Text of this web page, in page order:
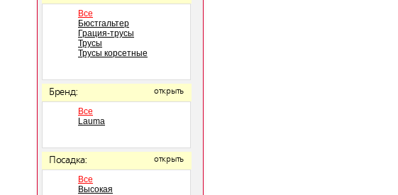
Все
Бюстгальтер
Грация-трусы
Трусы
Трусы корсетные
Бренд: открыть
Все
Lauma
Посадка: открыть
Все
Высокая